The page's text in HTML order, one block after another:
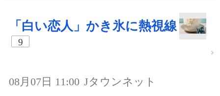
「白い恋人」かき氷に熱視線
9
08月07日 11:00 Jタウンネット